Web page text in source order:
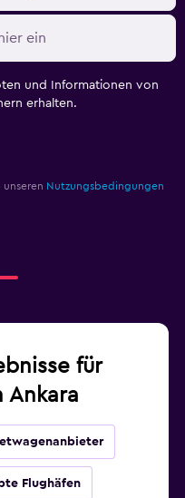
und Informationen von
erhalten.
unseren Nutzungsbedingungen
für
Ankara
Flughäfen